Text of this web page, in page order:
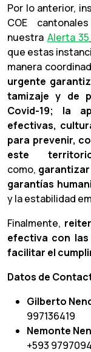
Por lo anterior,
COE
nuestra Alerta 35
que estas
manera
urgente
tamizaje y de
Covid-19; la
efectivas,
para prevenir,
este
como,
garantías
y la estabilidad
Finalmente,
efectiva con
facilitar el
Datos de
Gilberto
997136419
Nemonte
+593